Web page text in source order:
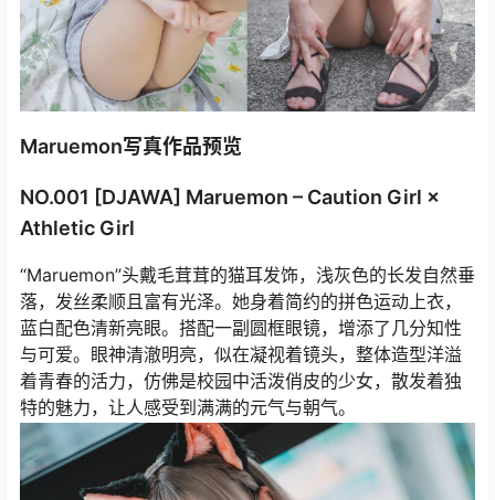
Maruemon写真作品预览
NO.001 [DJAWA] Maruemon – Caution Girl ×
Athletic Girl
“Maruemon”头戴毛茸茸的猫耳发饰，浅灰色的长发自然垂
落，发丝柔顺且富有光泽。她身着简约的拼色运动上衣，
蓝白配色清新亮眼。搭配一副圆框眼镜，增添了几分知性
与可爱。眼神清澈明亮，似在凝视着镜头，整体造型洋溢
着青春的活力，仿佛是校园中活泼俏皮的少女，散发着独
特的魅力，让人感受到满满的元气与朝气。